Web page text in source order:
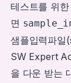
테스트를 위
면
샘플입력파일
SW Expert
을 다운 받는